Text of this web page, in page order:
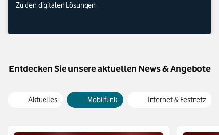
Zu den digitalen Lösungen
Entdecken Sie unsere aktuellen News & Angebote
Aktuelles Mobilfunk Internet & Festnetz